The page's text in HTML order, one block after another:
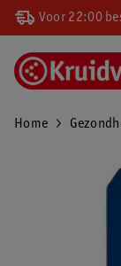
Voor 22:00
Home